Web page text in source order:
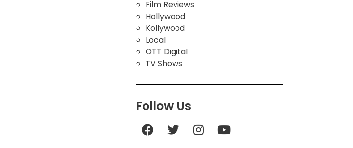
Film Reviews
Hollywood
Kollywood
Local
OTT Digital
TV Shows
Follow Us